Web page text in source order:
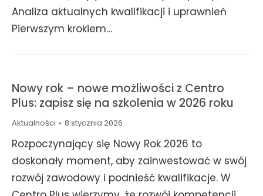
Analiza aktualnych kwalifikacji i uprawnień
Pierwszym krokiem…
Nowy rok – nowe możliwości z Centro
Plus: zapisz się na szkolenia w 2026 roku
Aktualności 8 stycznia 2026
Rozpoczynający się Nowy Rok 2026 to
doskonały moment, aby zainwestować w swój
rozwój zawodowy i podnieść kwalifikacje. W